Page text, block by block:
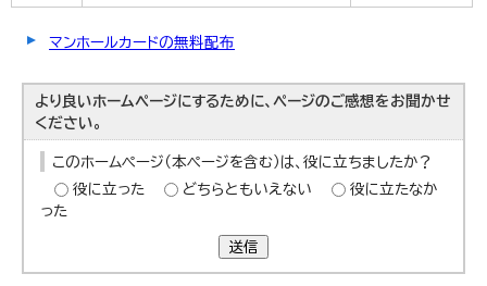
マンホールカードの無料配布
より良いホームページにするために、ページのご感想をお聞かせ
ください。
このホームページ（本ページを含む）は、役に立ちましたか？
役に立った
どちらともいえない
役に立たなか
った
送信